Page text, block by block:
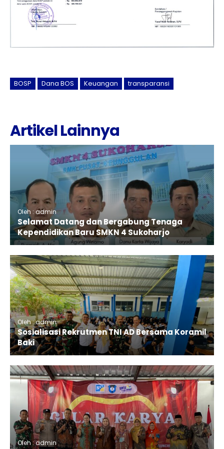
BOSP Dana BOS Keuangan transparansi
Artikel Lainnya
Oleh : admin
Selamat Datang dan Bergabung Tenaga
Kependidikan Baru SMKN 4 Sukoharjo
Oleh : admin
Sosialisasi Rekrutmen TNI AD Bersama Koramil
Baki
Oleh : admin